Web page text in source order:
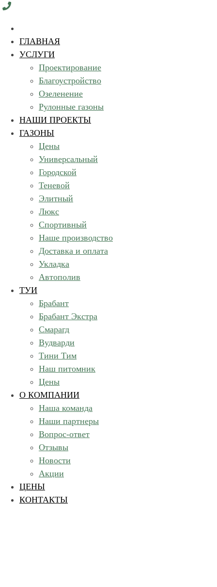
ГЛАВНАЯ
УСЛУГИ
Проектирование
Благоустройство
Озеленение
Рулонные газоны
НАШИ ПРОЕКТЫ
ГАЗОНЫ
Цены
Универсальный
Городской
Теневой
Элитный
Люкс
Спортивный
Наше производство
Доставка и оплата
Укладка
Автополив
ТУИ
Брабант
Брабант Экстра
Смарагд
Вудварди
Тини Тим
Наш питомник
Цены
О КОМПАНИИ
Наша команда
Наши партнеры
Вопрос-ответ
Отзывы
Новости
Акции
ЦЕНЫ
КОНТАКТЫ